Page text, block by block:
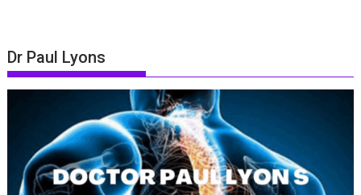
Dr Paul Lyons